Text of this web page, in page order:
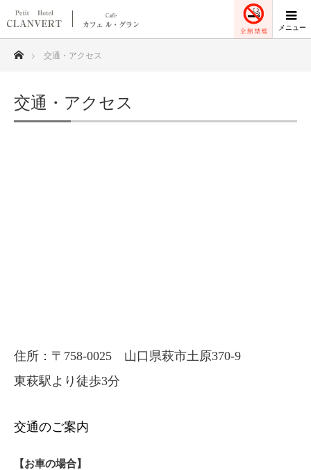
ホーム交通・アクセス
交通・アクセス
住所：〒758-0025 山口県萩市土原370-9
東萩駅より徒歩3分
交通のご案内
【お車の場合】